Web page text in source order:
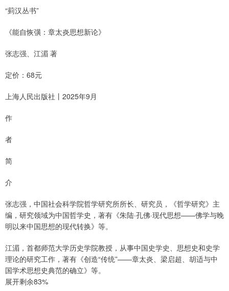
“菿汉丛书”
《能自恢彉：章太炎思想新论》
张志强、江湄 著
定价：68元
上海人民出版社丨2025年9月
作
者
简
介
张志强，中国社会科学院哲学研究所所长、研究员，《哲学研究》主
编，研究领域为中国哲学史，著有《朱陆·孔佛·现代思想——佛学与晚
明以来中国思想的现代转换》等。
江湄，首都师范大学历史学院教授，从事中国史学史、思想史和史学
理论的研究工作，著有《创造“传统”——章太炎、梁启超、胡适与中
国学术思想史典范的确立》等。
展开剩余83%